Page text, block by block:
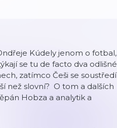
Kúdely jenom o fotbal,
se tu de facto dva odlišné
zatímco Češi se soustředí
než slovní? O tom a dalších
Hobza a analytik a